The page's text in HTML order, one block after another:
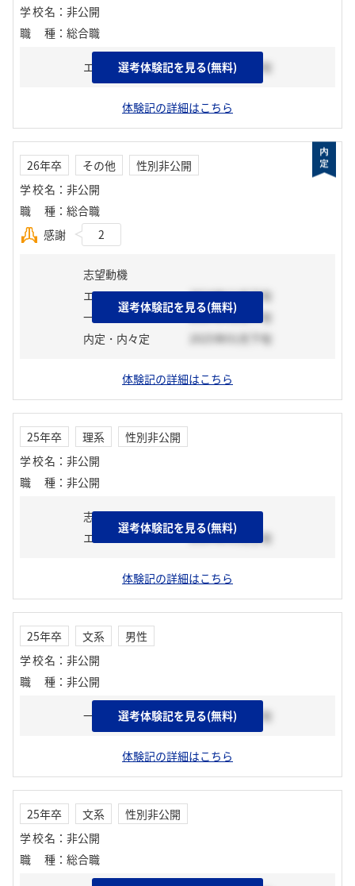
学校名 ： 非公開
職種 ： 総合職
エントリーシート 2025年02月中旬
体験記の詳細はこちら
選考体験記を見る(無料)
26年卒 その他
性別非公開
学校名 ： 非公開
職種 ： 総合職
感謝
2
志望動機
エントリーシート
2024年11月下旬
一次選考
2024年12月下旬
内定・内々定
2025年01月下旬
体験記の詳細はこちら
選考体験記を見る(無料)
25年卒 理系
性別非公開
学校名 ： 非公開
職種 ： 非公開
志望動機
エントリーシート
2024年01月上旬
体験記の詳細はこちら
選考体験記を見る(無料)
25年卒 文系
男性
学校名 ： 非公開
職種 ： 非公開
一次選考 2024年01月上旬
体験記の詳細はこちら
選考体験記を見る(無料)
25年卒 文系
性別非公開
学校名 ： 非公開
職種 ： 総合職